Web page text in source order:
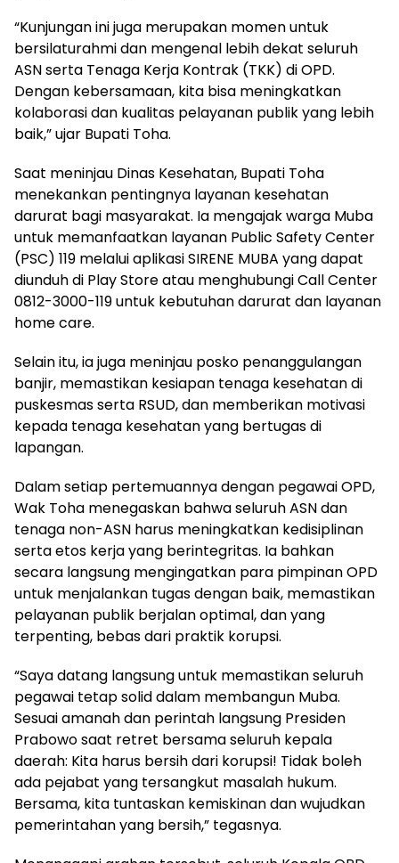
“Kunjungan ini juga merupakan momen untuk
bersilaturahmi dan mengenal lebih dekat seluruh
ASN serta Tenaga Kerja Kontrak (TKK) di OPD.
Dengan kebersamaan, kita bisa meningkatkan
kolaborasi dan kualitas pelayanan publik yang lebih
baik,” ujar Bupati Toha.
Saat meninjau Dinas Kesehatan, Bupati Toha
menekankan pentingnya layanan kesehatan
darurat bagi masyarakat. Ia mengajak warga Muba
untuk memanfaatkan layanan Public Safety Center
(PSC) 119 melalui aplikasi SIRENE MUBA yang dapat
diunduh di Play Store atau menghubungi Call Center
0812-3000-119 untuk kebutuhan darurat dan layanan
home care.
Selain itu, ia juga meninjau posko penanggulangan
banjir, memastikan kesiapan tenaga kesehatan di
puskesmas serta RSUD, dan memberikan motivasi
kepada tenaga kesehatan yang bertugas di
lapangan.
Dalam setiap pertemuannya dengan pegawai OPD,
Wak Toha menegaskan bahwa seluruh ASN dan
tenaga non-ASN harus meningkatkan kedisiplinan
serta etos kerja yang berintegritas. Ia bahkan
secara langsung mengingatkan para pimpinan OPD
untuk menjalankan tugas dengan baik, memastikan
pelayanan publik berjalan optimal, dan yang
terpenting, bebas dari praktik korupsi.
“Saya datang langsung untuk memastikan seluruh
pegawai tetap solid dalam membangun Muba.
Sesuai amanah dan perintah langsung Presiden
Prabowo saat retret bersama seluruh kepala
daerah: Kita harus bersih dari korupsi! Tidak boleh
ada pejabat yang tersangkut masalah hukum.
Bersama, kita tuntaskan kemiskinan dan wujudkan
pemerintahan yang bersih,” tegasnya.